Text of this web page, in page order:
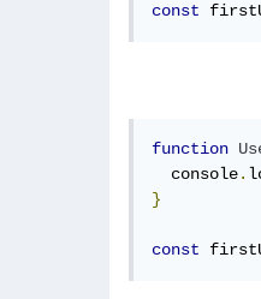
const
function
  console
.
}
const